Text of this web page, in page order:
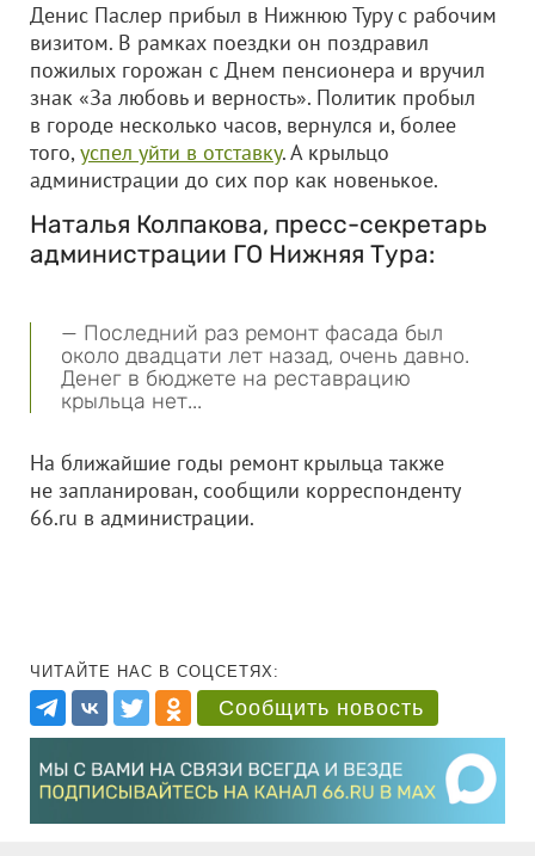
Денис Паслер прибыл в Нижнюю Туру с рабочим
визитом. В рамках поездки он поздравил
пожилых горожан с Днем пенсионера и вручил
знак «За любовь и верность». Политик пробыл
в городе несколько часов, вернулся и, более
того,успел уйти в отставку. А крыльцо
администрации до сих пор как новенькое.
Наталья Колпакова, пресс-секретарь
администрации ГО Нижняя Тура:
— Последний раз ремонт фасада был
около двадцати лет назад, очень давно.
Денег в бюджете на реставрацию
крыльца нет...
На ближайшие годы ремонт крыльца также
не запланирован, сообщили корреспонденту
66.ru в администрации.
ЧИТАЙТЕ НАС В СОЦСЕТЯХ:
Сообщить новость